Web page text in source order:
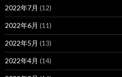
2022年7月 (12)
2022年6月 (11)
2022年5月 (13)
2022年4月 (14)